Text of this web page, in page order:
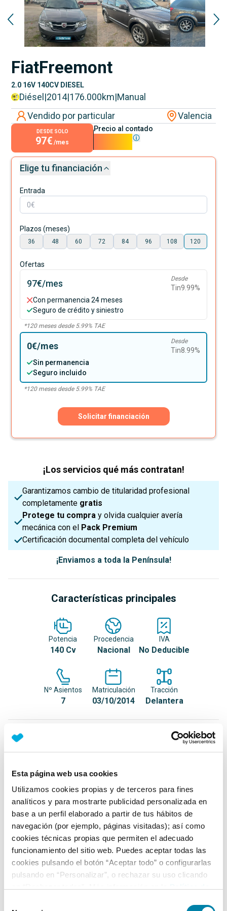
Esta página web usa cookies
Utilizamos cookies propias y de terceros para fines
analíticos y para mostrarte publicidad personalizada en
base a un perfil elaborado a partir de tus hábitos de
navegación (por ejemplo, páginas visitadas); así como
cookies técnicas propias que permiten el adecuado
funcionamiento del sitio web. Puedes aceptar todas las
cookies pulsando el botón “Aceptar todo” o configurarlas
pulsando en “Personalizar”, o rechazar su uso clicando
FiatFreemont
2.0 16V 140CV DIESEL
Diésel |2014|176.000km|Manual
Vendido por particular
Valencia
DESDE SOLO
97€ /mes
Precio al contado
Elige tu financiación
Entrada
Plazos (meses)
36 48 60 72 84 96 108 120
Ofertas
97€/mes Desde
Tin9.99%
Con permanencia 24 meses
Seguro de crédito y siniestro
*120meses desde 5.99% TAE
0€/mes Desde
Tin8.99%
Sin permanencia
Seguro incluido
*120meses desde 5.99% TAE
Solicitar financiación
¡Los servicios qué más contratan!
Garantizamos cambio de titularidad profesional
completamente gratis
Protege tu compra y olvida cualquier avería
mecánica con el Pack Premium
Certificación documental completa del vehículo
¡Enviamos a toda la Península!
Características principales
Potencia
140 Cv
Procedencia
Nacional
IVA
No Deducible
Nº Asientos
7
Matriculación
03/10/2014
Tracción
Delantera
Acceso y arranque sin llave (Keyless entry & go)
Cobertor de carga
+ Ver todos
Ficha técnica